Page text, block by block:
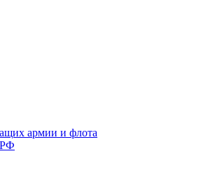
армии и флота
РФ